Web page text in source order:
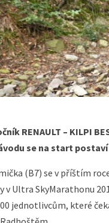
RENAULT – KILPI
se na start
(B7) se v příštím
v Ultra SkyMarathonu
jednotlivcům, které